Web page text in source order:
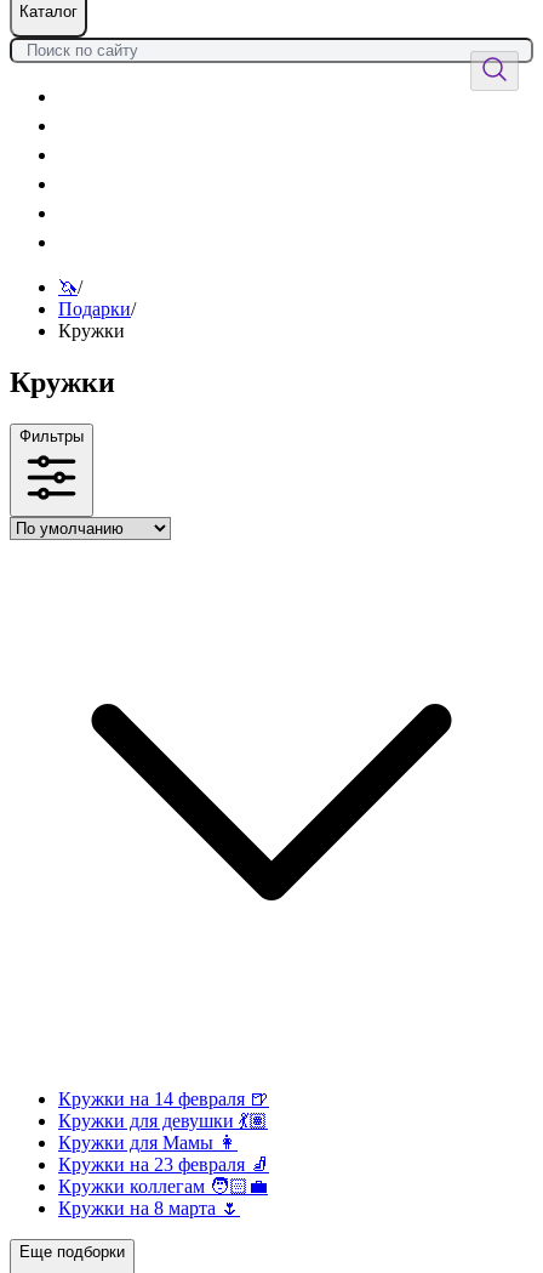
Каталог
🦄/
Подарки/
Кружки
Кружки
Фильтры
Кружки на 14 февраля 🍺
Кружки для девушки 💃🏽
Кружки для Мамы 👩
Кружки на 23 февраля 🧦
Кружки коллегам 🧑🏻‍💼
Кружки на 8 марта 🌷
Еще подборки